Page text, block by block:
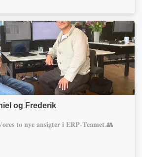
og Frederik
𝐭𝐨 𝐧𝐲𝐞 𝐚𝐧𝐬𝐢𝐠𝐭𝐞𝐫 𝐢 𝐄𝐑𝐏-𝐓𝐞𝐚𝐦𝐞𝐭.👥